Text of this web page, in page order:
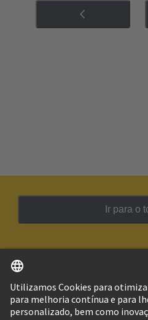
Ir para o
Brasil Português